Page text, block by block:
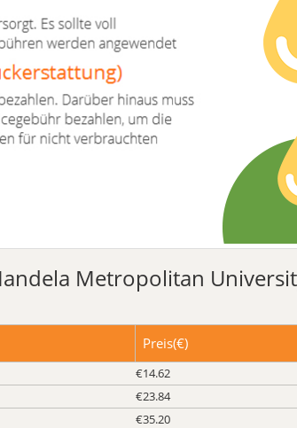
Metropolitan
Preis(€)
€14.62
€23.84
€35.20